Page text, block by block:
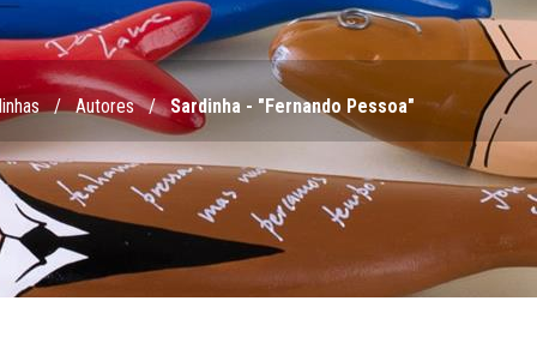
/ Autores / Sardinha - "Fernando Pessoa"